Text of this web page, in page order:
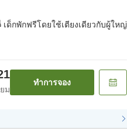
เด็กพักฟรีโดยใช้เตียงเดียวกับผู้ใหญ่
ม
ทำการจอง